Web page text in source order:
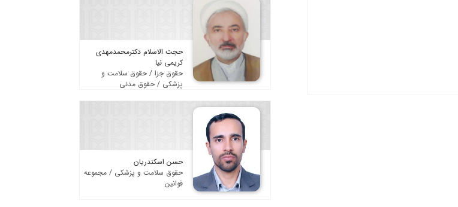
حجت الاسلام دکترمحمدمهدی
کریمی نیا
حقوق جزا / حقوق سلامت و
پزشکی / حقوق مدنی
حسن اسکندریان
حقوق سلامت و پزشکی / مجموعه
قوانین